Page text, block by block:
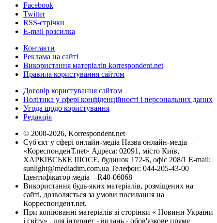
Facebook
Twitter
RSS-стрічки
E-mail розсилка
Контакти
Реклама на сайті
Використання матеріалів korrespondent.net
Правила користування сайтом
Договір користування сайтом
Політика у сфері конфіденційності і персональних даних
Угода щодо користування
Редакція
© 2000-2026, Korrespondent.net
Суб'єкт у сфері онлайн-медіа Назва онлайн-медіа –
«КореспонденТ.net» Адреса: 02091, місто Київ,
ХАРКІВСЬКЕ ШОСЕ, будинок 172-Б, офіс 208/1 E-mail:
sunlight@mediadim.com.ua Телефон: 044-205-43-00
Ідентифікатор медіа – R40-06068
Використання будь-яких матеріалів, розміщених на
сайті, дозволяється за умови посилання на
Корреспондент.net.
При копіюванні матеріалів зі сторінки « Новини України
і світу» , для інтернет - видань - обов'язкове пряме